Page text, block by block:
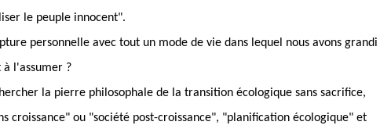
le peuple innocent".
personnelle avec tout un mode de vie dans lequel nous avons grandi
l'assumer ?
la pierre philosophale de la transition écologique sans sacrifice,
croissance" ou "société post-croissance", "planification écologique" et